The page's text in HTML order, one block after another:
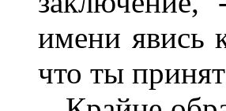
имени явись
что ты